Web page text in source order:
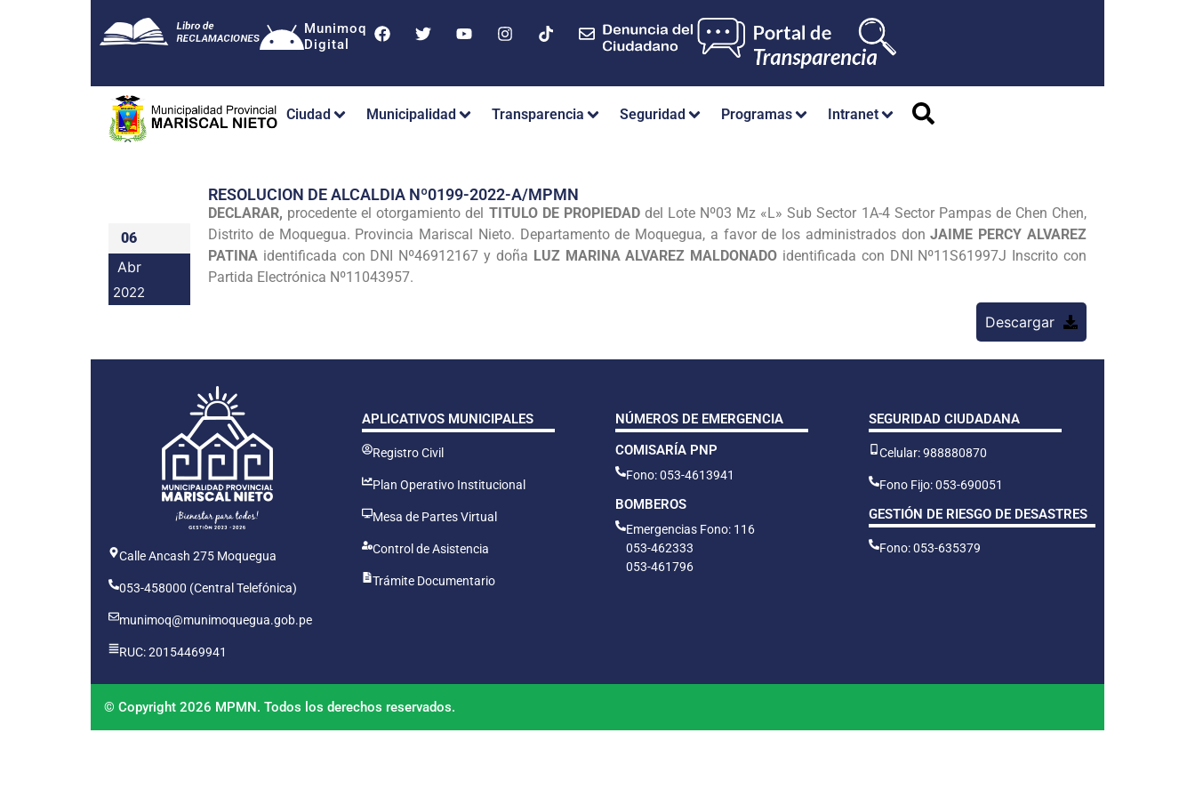
Munimoq
Digital
Ciudad Municipalidad Transparencia Seguridad Programas Intranet
06
Abr
2022
RESOLUCION DE ALCALDIA Nº0199-2022-A/MPMN
DECLARAR, procedente el otorgamiento del TITULO DE PROPIEDAD del Lote Nº03 Mz «L» Sub Sector 1A-4 Sector Pampas de Chen Chen,
Distrito de Moquegua. Provincia Mariscal Nieto. Departamento de Moquegua, a favor de los administrados donJAIME PERCY ALVAREZ
PATINA identificada con DNI Nº46912167 y doña LUZ MARINA ALVAREZ MALDONADO identificada con DNI Nº11S61997J Inscrito con
Partida Electrónica Nº11043957.
Descargar
Calle Ancash 275 Moquegua
053-458000 (Central Telefónica)
munimoq@munimoquegua.gob.pe
RUC: 20154469941
APLICATIVOS MUNICIPALES
Registro Civil
Plan Operativo Institucional
Mesa de Partes Virtual
Control de Asistencia
Trámite Documentario
NÚMEROS DE EMERGENCIA
COMISARÍA PNP
Fono: 053-4613941
BOMBEROS
Emergencias Fono: 116
053-462333
053-461796
SEGURIDAD CIUDADANA
Celular: 988880870
Fono Fijo: 053-690051
GESTIÓN DE RIESGO DE DESASTRES
Fono: 053-635379
© Copyright 2026 MPMN. Todos los derechos reservados.